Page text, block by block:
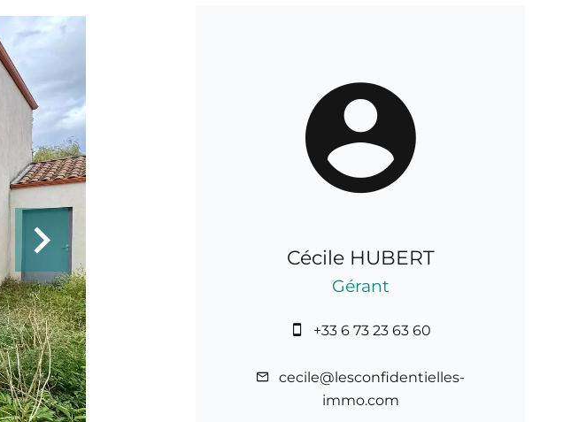
Cécile HUBERT
Gérant
+33 6 73 23 63 60
cecile@lesconfidentielles-
immo.com